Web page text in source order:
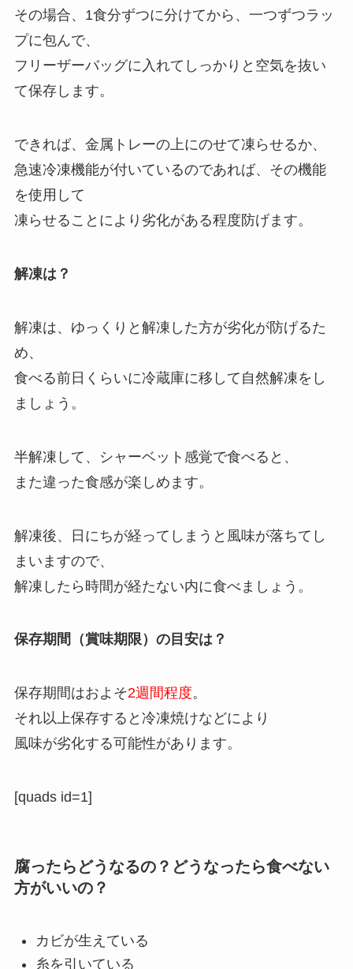
その場合、1食分ずつに分けてから、一つずつラッ
プに包んで、
フリーザーバッグに入れてしっかりと空気を抜い
て保存します。
できれば、金属トレーの上にのせて凍らせるか、
急速冷凍機能が付いているのであれば、その機能
を使用して
凍らせることにより劣化がある程度防げます。
解凍は？
解凍は、ゆっくりと解凍した方が劣化が防げるた
め、
食べる前日くらいに冷蔵庫に移して自然解凍をし
ましょう。
半解凍して、シャーベット感覚で食べると、
また違った食感が楽しめます。
解凍後、日にちが経ってしまうと風味が落ちてし
まいますので、
解凍したら時間が経たない内に食べましょう。
保存期間（賞味期限）の目安は？
保存期間はおよそ2週間程度。
それ以上保存すると冷凍焼けなどにより
風味が劣化する可能性があります。
[quads id=1]
腐ったらどうなるの？どうなったら食べない
方がいいの？
カビが生えている
糸を引いている